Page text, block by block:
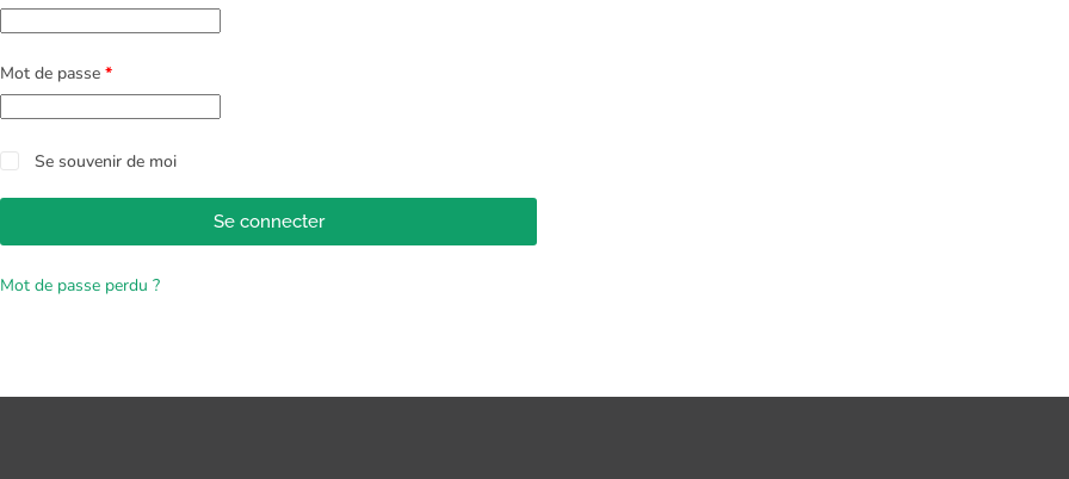
Mot de passe *
Se souvenir de moi
Se connecter
Mot de passe perdu ?